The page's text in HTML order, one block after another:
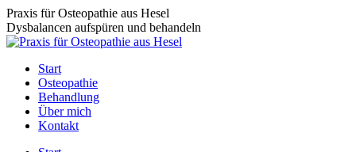
Zum
Inhalt
springen
Praxis für Osteopathie aus Hesel
Dysbalancen aufspüren und behandeln
Start
Osteopathie
Behandlung
Über mich
Kontakt